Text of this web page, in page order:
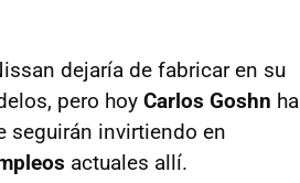
dejaría de fabricar en su
pero hoy Carlos Goshn ha
seguirán invirtiendo en
actuales allí.